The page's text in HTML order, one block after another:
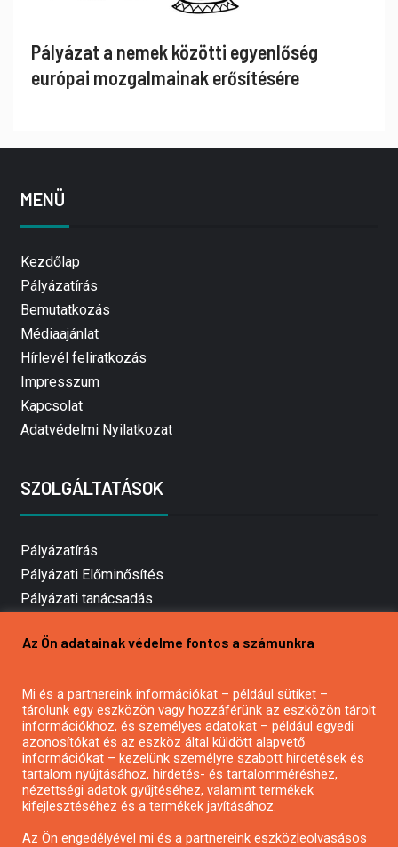
Pályázat a nemek közötti egyenlőség
európai mozgalmainak erősítésére
MENÜ
Kezdőlap
Pályázatírás
Bemutatkozás
Médiaajánlat
Hírlevél feliratkozás
Impresszum
Kapcsolat
Adatvédelmi Nyilatkozat
SZOLGÁLTATÁSOK
Pályázatírás
Pályázati Előminősítés
Pályázati tanácsadás
Mezőgazdasági pályázatírás
Pályázatírás civil szervezeteknek
Pályázatírás önkormányzatoknak
Pályázatfigyelés
Specifikus pályázatfigyelés vagy hírlevél
Az Ön adatainak védelme fontos a számunkra
Mi és a partnereink információkat – például sütiket –
tárolunk egy eszközön vagy hozzáférünk az eszközön tárolt
információkhoz, és személyes adatokat – például egyedi
azonosítókat és az eszköz által küldött alapvető
információkat – kezelünk személyre szabott hirdetések és
tartalom nyújtásához, hirdetés- és tartalomméréshez,
nézettségi adatok gyűjtéséhez, valamint termékek
kifejlesztéséhez és a termékek javításához.
Az Ön engedélyével mi és a partnereink eszközleolvasásos